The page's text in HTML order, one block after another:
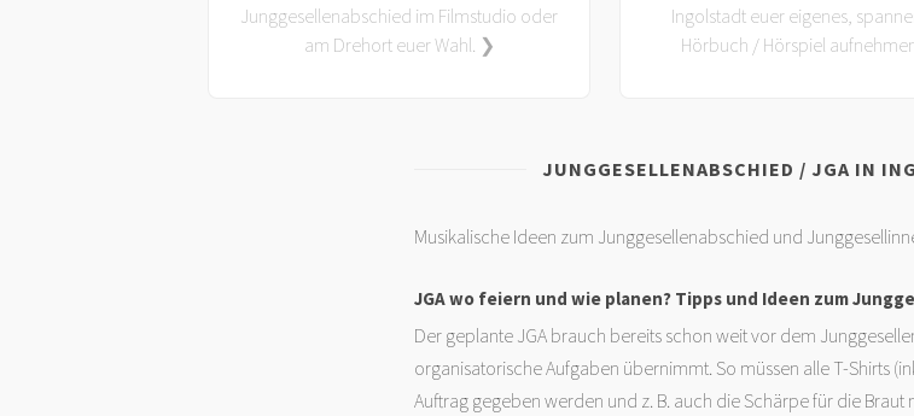
Junggesellenabschied im Filmstudio oder
am Drehort euer Wahl. ❯
Ingolstadt euer eigenes,
Hörbuch / Hörspiel
JUNGGESELLENABSCHIED / JGA IN
Musikalische Ideen zum Junggesellenabschied und
JGA wo feiern und wie planen? Tipps und Ideen zum
Der geplante JGA brauch bereits schon weit vor dem
organisatorische Aufgaben übernimmt. So müssen alle T-Shirts
Auftrag gegeben werden und z. B. auch die Schärpe für die Braut